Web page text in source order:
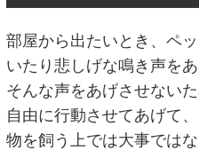
部屋から出たいとき、ペ
いたり悲しげな鳴き声をあ
そんな声をあげさせないた
自由に行動させてあげて
物を飼う上では大事ではな